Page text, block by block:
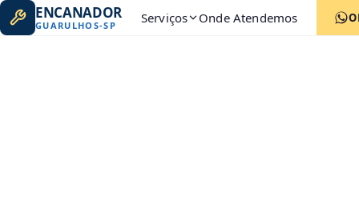
ENCANADOR
GUARULHOS-SP Serviços Onde Atendemos